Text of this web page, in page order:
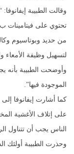
وقالت الطبيبة
تحتوي على فيتامينات
من حديد وبوتاسيوم
لتسهيل وظيفة الأمعاء
وأوضحت الطبيبة بأنه
الموجودة فيها”.
كما أشارت إيفانوفا
على إتلاف الأغشية
الناس يجب أن تتناول
وحذرت الطبيبة أولئك